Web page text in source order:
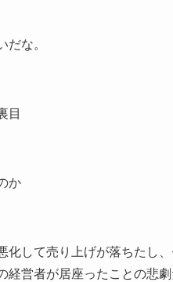
だな。
目
か
化して売り上げが落ちたし
経営者が居座ったことの悲劇